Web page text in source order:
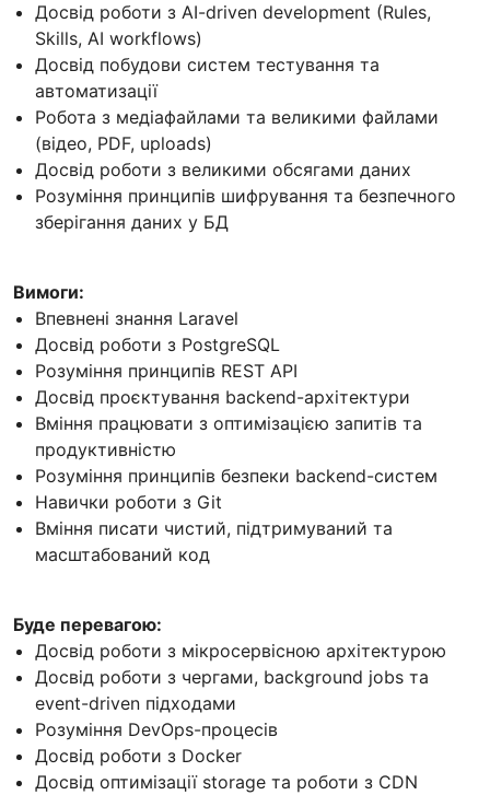
Досвід роботи з AI-driven development (Rules,
Skills, AI workflows)
Досвід побудови систем тестування та
автоматизації
Робота з медіафайлами та великими файлами
(відео, PDF, uploads)
Досвід роботи з великими обсягами даних
Розуміння принципів шифрування та безпечного
зберігання даних у БД
Вимоги:
Впевнені знання Laravel
Досвід роботи з PostgreSQL
Розуміння принципів REST API
Досвід проєктування backend-архітектури
Вміння працювати з оптимізацією запитів та
продуктивністю
Розуміння принципів безпеки backend-систем
Навички роботи з Git
Вміння писати чистий, підтримуваний та
масштабований код
Буде перевагою:
Досвід роботи з мікросервісною архітектурою
Досвід роботи з чергами, background jobs та
event-driven підходами
Розуміння DevOps-процесів
Досвід роботи з Docker
Досвід оптимізації storage та роботи з CDN